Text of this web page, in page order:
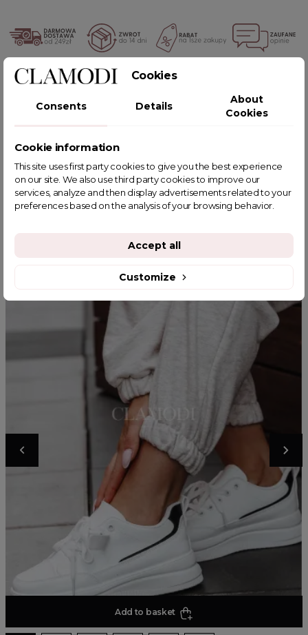
POWIĄZANE TAGI
YOU MIGHT ALSO LIKE
Add to basket
Cookies
Consents Details
About
Cookies
Cookie information
This site uses first party cookies to give you the best experience
on our site. We also use third party cookies to improve our
services, analyze and then display advertisements related to your
preferences based on the analysis of your browsing behavior.
Customize
Accept all